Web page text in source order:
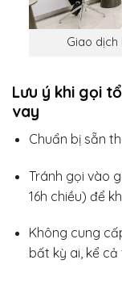
Giao dịch
Lưu ý khi gọi
vay
Chuẩn bị sẵn
Tránh gọi vào
16h chiều) để
Không cung
bất kỳ ai, kể